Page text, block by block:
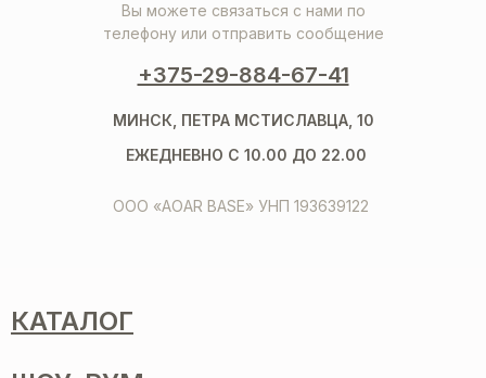
Вы можете связаться с нами по
телефону или отправить сообщение
+375-29-884-67-41
ООО «AOAR BASE» УНП 193639122
МИНСК, ПЕТРА МСТИСЛАВЦА, 10
ЕЖЕДНЕВНО С 10.00 ДО 22.00
КАТАЛОГ